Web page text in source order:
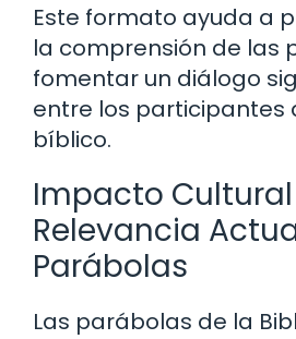
Este formato ayuda a
la comprensión de las
fomentar un diálogo
entre los participantes
bíblico.
Impacto
Relevancia
Parábolas
Las parábolas de la